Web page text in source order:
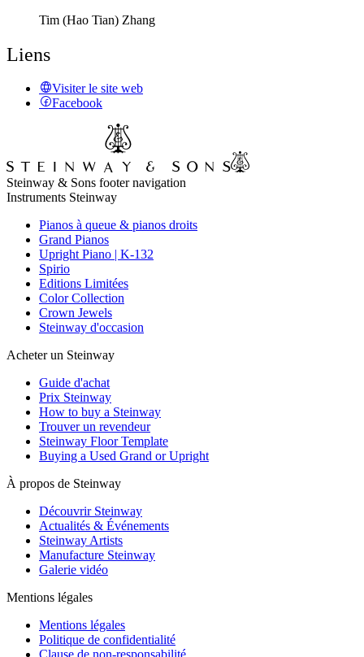
Tim (Hao Tian) Zhang
Liens
Visiter le site web
Facebook
Steinway & Sons footer navigation
Instruments Steinway
Pianos à queue & pianos droits
Grand Pianos
Upright Piano | K-132
Spirio
Editions Limitées
Color Collection
Crown Jewels
Steinway d'occasion
Acheter un Steinway
Guide d'achat
Prix Steinway
How to buy a Steinway
Trouver un revendeur
Steinway Floor Template
Buying a Used Grand or Upright
À propos de Steinway
Découvrir Steinway
Actualités & Événements
Steinway Artists
Manufacture Steinway
Galerie vidéo
Mentions légales
Mentions légales
Politique de confidentialité